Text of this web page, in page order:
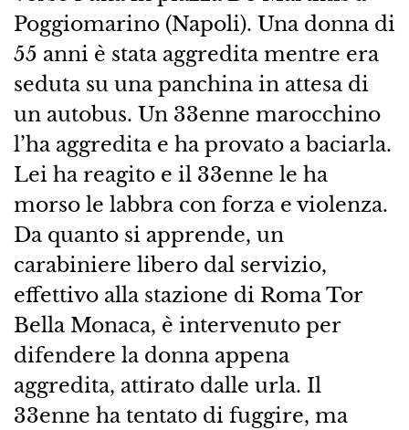
Poggiomarino (Napoli). Una donna di
55 anni è stata aggredita mentre era
seduta su una panchina in attesa di
un autobus. Un 33enne marocchino
l’ha aggredita e ha provato a baciarla.
Lei ha reagito e il 33enne le ha
morso le labbra con forza e violenza.
Da quanto si apprende, un
carabiniere libero dal servizio,
effettivo alla stazione di Roma Tor
Bella Monaca, è intervenuto per
difendere la donna appena
aggredita, attirato dalle urla. Il
33enne ha tentato di fuggire, ma